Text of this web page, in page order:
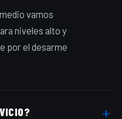
vamos
niveles alto y
por el desarme